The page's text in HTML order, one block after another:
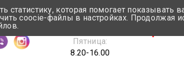
5 мин
Понедельник-Четверг:
Пятница:
8.20-16.00
статистику, которая помогает показывать
coocie-файлы в настройках. Продолжая